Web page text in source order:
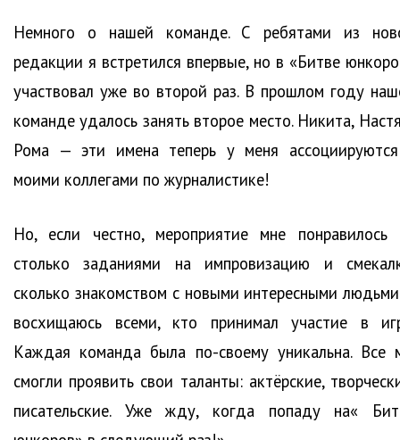
Немного о нашей команде. С ребятами из
редакции я встретился впервые, но в «Битве
участвовал уже во второй раз. В прошлом году
команде удалось занять второе место. Никита,
Рома — эти имена теперь у меня
моими коллегами по журналистике!
Но, если честно, мероприятие мне понравилось
столько заданиями на импровизацию и
сколько знакомством с новыми интересными
восхищаюсь всеми, кто принимал участие в
Каждая команда была по-своему уникальна. Все
смогли проявить свои таланты: актёрские,
писательские. Уже жду, когда попаду на«